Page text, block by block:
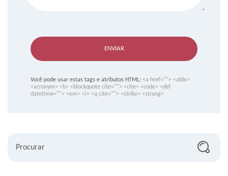
ENVIAR
Você pode usar estas tags e atributos HTML: <a href=""> <abbr>
<acronym> <b> <blockquote cite=""> <cite> <code> <del
datetime=""> <em> <i> <q cite=""> <strike> <strong>